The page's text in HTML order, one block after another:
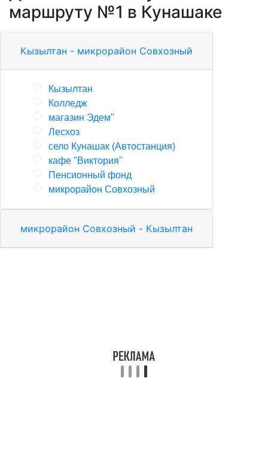
маршруту №1 в Кунашаке
Кызылтан - микрорайон Совхозный
Кызылтан
Колледж
магазин Эдем"
Лесхоз
село Кунашак (Автостанция)
кафе "Виктория"
Пенсионный фонд
микрорайон Совхозный
микрорайон Совхозный - Кызылтан